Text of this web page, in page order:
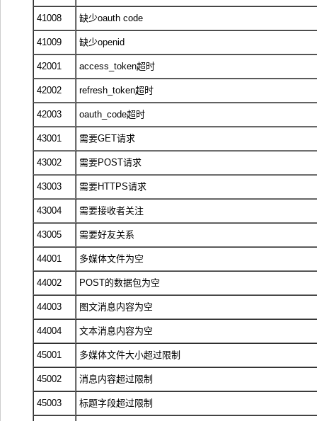
41008 缺少oauth code
41009 缺少openid
42001 access_token超时
42002 refresh_token超时
42003 oauth_code超时
43001 需要GET请求
43002 需要POST请求
43003 需要HTTPS请求
43004 需要接收者关注
43005 需要好友关系
44001 多媒体文件为空
44002 POST的数据包为空
44003 图文消息内容为空
44004 文本消息内容为空
45001 多媒体文件大小超过限制
45002 消息内容超过限制
45003 标题字段超过限制